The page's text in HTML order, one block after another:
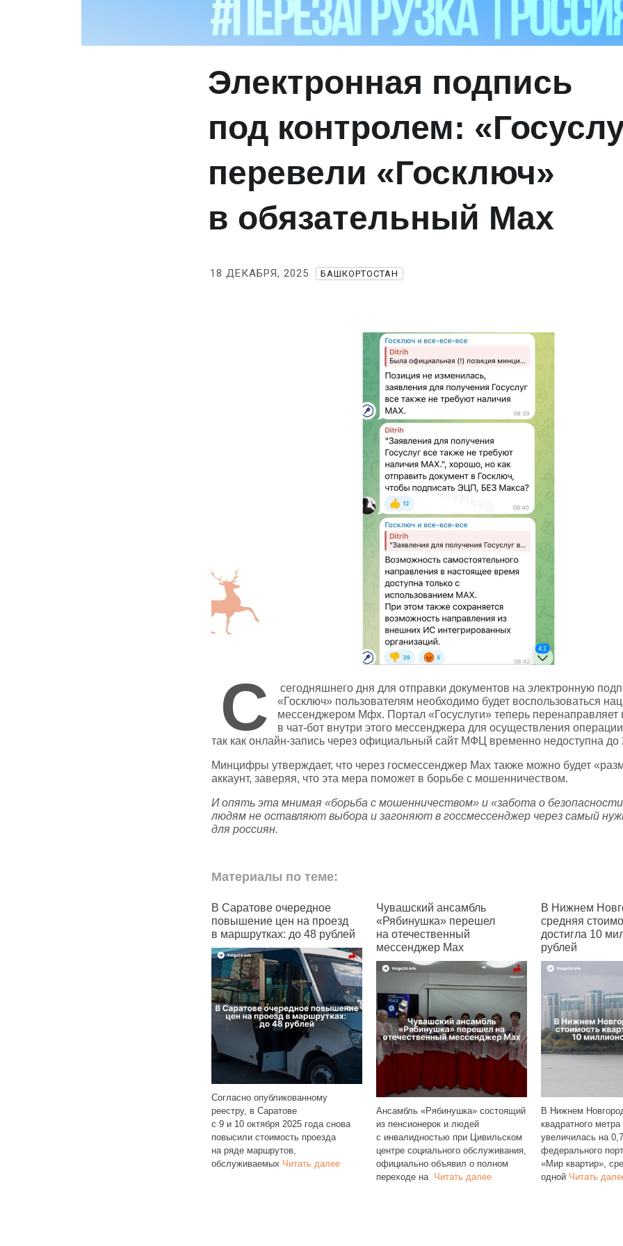
Электронная подпись
под контролем:
перевели «Госключ»
в обязательный Mах
18 ДЕКАБРЯ, 2025 БАШКОРТОСТАН
С
сегодняшнего дня для отправки документов на электронную
«Госключ» пользователям необходимо будет воспользоваться
мессенджером Mфх. Портал «Госуслуги» теперь перенаправляет
в чат‑бот внутри этого мессенджера для осуществления
так как онлайн‑запись через официальный сайт МФЦ временно недоступна до
Минцифры утверждает, что через госмессенджер Mах также можно будет
аккаунт, заверяя, что эта мера поможет в борьбе с мошенничеством.
И опять эта мнимая «борьба с мошенничеством» и «забота о
людям не оставляют выбора и загоняют в госсмессенджер через самый
для россиян.
Материалы по теме:
В Саратове очередное
повышение цен на проезд
в маршрутках: до 48 рублей
Согласно опубликованному
реестру, в Саратове
с 9 и 10 октября 2025 года снова
повысили стоимость проезда
на ряде маршрутов,
обслуживаемых Читать далее
Чувашский ансамбль
«Рябинушка» перешел
на отечественный
мессенджер Max
Ансамбль «Рябинушка» состоящий
из пенсионерок и людей
с инвалидностью при Цивильском
центре социального обслуживания,
официально объявил о полном
переходе на Читать далее
В Нижнем
средняя
достигла 10
рублей
В Нижнем
квадратного
увеличилась на
федерального
«Мир квартир»,
одной Читать